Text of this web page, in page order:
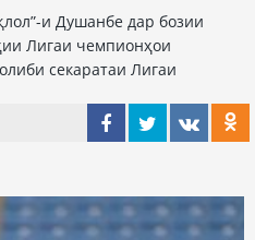
и Душанбе дар бозии
Лигаи чемпионҳои
секаратаи Лигаи